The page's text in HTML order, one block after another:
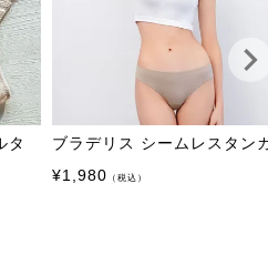
タ
ブラデリス シームレスタン
¥1,980 （税込）